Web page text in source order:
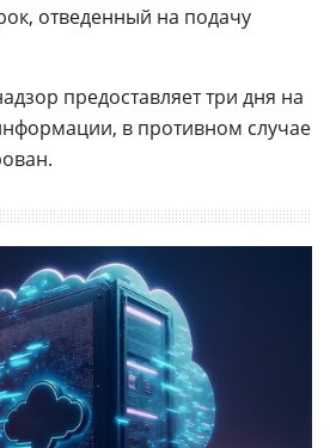
отведенный на подачу
предоставляет три дня на
в противном случае